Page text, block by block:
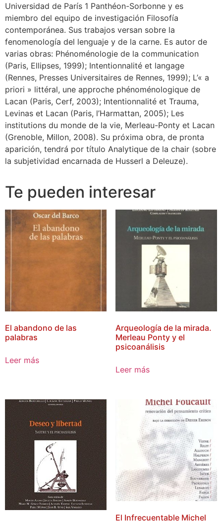
Universidad de París 1 Panthéon-Sorbonne y es
miembro del equipo de investigación Filosofía
contemporánea. Sus trabajos versan sobre la
fenomenología del lenguaje y de la carne. Es autor de
varias obras: Phénoménologie de la communication
(Paris, Ellipses, 1999); Intentionnalité et langage
(Rennes, Presses Universitaires de Rennes, 1999); L’« a
priori » littéral, une approche phénoménologique de
Lacan (Paris, Cerf, 2003); Intentionnalité et Trauma,
Levinas et Lacan (Paris, l’Harmattan, 2005); Les
institutions du monde de la vie, Merleau-Ponty et Lacan
(Grenoble, Millon, 2008). Su próxima obra, de pronta
aparición, tendrá por título Analytique de la chair (sobre
la subjetividad encarnada de Husserl a Deleuze).
Te pueden interesar
El abandono de las
palabras
Leer más
Arqueología de la mirada.
Merleau Ponty y el
psicoanálisis
Leer más
El Infrecuentable Michel